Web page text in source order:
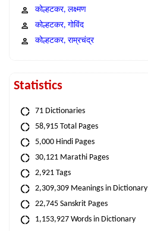
कोल्हटकर, लक्ष्मण
कोल्हटकर, गोविंद
कोल्हटकर, राम्रचंद्र
Statistics
71 Dictionaries
58,915 Total Pages
5,000 Hindi Pages
30,121 Marathi Pages
2,921 Tags
2,309,309 Meanings in Dictionary
22,745 Sanskrit Pages
1,153,927 Words in Dictionary